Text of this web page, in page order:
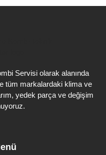
Servisi olarak alanında
tüm markalardaki klima ve
yedek parça ve değişim